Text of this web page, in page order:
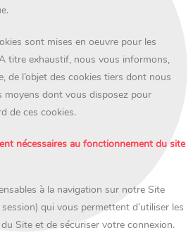
sont mises en oeuvre pour les
titre exhaustif, nous vous informons,
de l’objet des cookies tiers dont nous
moyens dont vous disposez pour
de ces cookies.
nécessaires au fonctionnement du site
à la navigation sur notre Site
qui vous permettent d’utiliser les
Site et de sécuriser votre connexion.